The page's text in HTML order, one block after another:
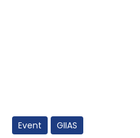
Event GIIAS